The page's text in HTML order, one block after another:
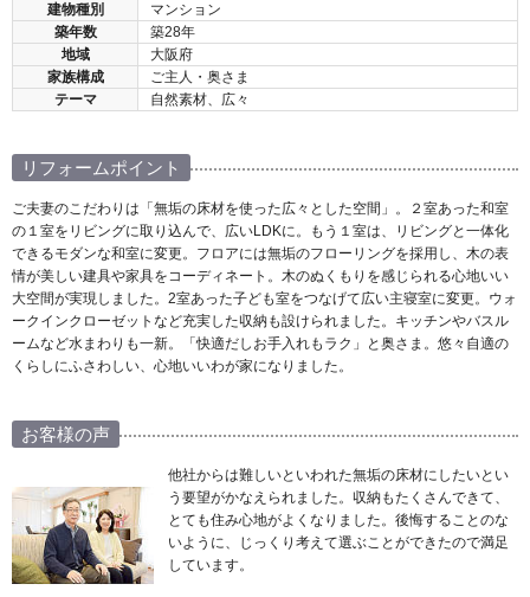
建物種別
マンション
築年数
築28年
地域
大阪府
家族構成
ご主人・奥さま
テーマ
自然素材、広々
リフォームポイント
ご夫妻のこだわりは「無垢の床材を使った広々とした空間」。２室あった和室
の１室をリビングに取り込んで、広いLDKに。もう１室は、リビングと一体化
できるモダンな和室に変更。フロアには無垢のフローリングを採用し、木の表
情が美しい建具や家具をコーディネート。木のぬくもりを感じられる心地いい
大空間が実現しました。2室あった子ども室をつなげて広い主寝室に変更。ウォ
ークインクローゼットなど充実した収納も設けられました。キッチンやバスル
ームなど水まわりも一新。「快適だしお手入れもラク」と奥さま。悠々自適の
くらしにふさわしい、心地いいわが家になりました。
お客様の声
他社からは難しいといわれた無垢の床材にしたいとい
う要望がかなえられました。収納もたくさんできて、
とても住み心地がよくなりました。後悔することのな
いように、じっくり考えて選ぶことができたので満足
しています。